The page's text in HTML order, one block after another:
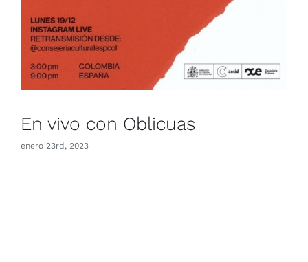
En vivo con Oblicuas
enero 23rd, 2023